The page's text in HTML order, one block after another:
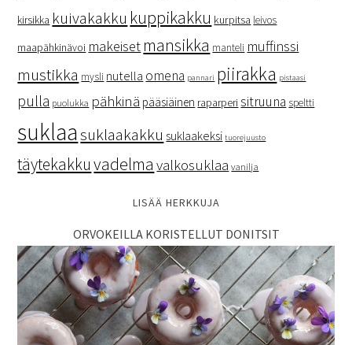
kirsikka kuivakakku kuppikakku kurpitsa leivos
maapähkinävoi makeiset mansikka manteli muffinssi
mustikka mysli nutella omena pannari piirakka pistaasi
pulla puolukka pähkinä pääsiäinen raparperi sitruuna speltti
suklaa suklaakakku suklaakeksi tuorejuusto
täytekakkuvadelma valkosuklaa vanilja
LISÄÄ HERKKUJA
ORVOKEILLA KORISTELLUT DONITSIT